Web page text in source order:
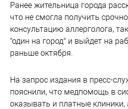
Ранее жительница города
что не смогла получить
консультацию аллерголога,
"один на город" и выйдет на
раньше октября.
На запрос издания в пресс-
пояснили, что медпомощь в
оказывать и платные